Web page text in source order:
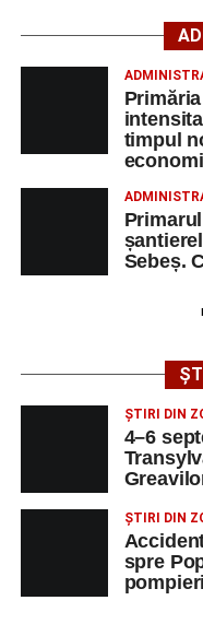
Lista publicată de
denumirea posturilor
contact ale
adrese de e-mail,
poată solicita detalii
Mai jos puteți
muncă disponibile
august 2026,
Technology Srl
CU
timpul
Sebeș.
ȘTIRI DIN
4–6
ȘTIRI DIN
spre